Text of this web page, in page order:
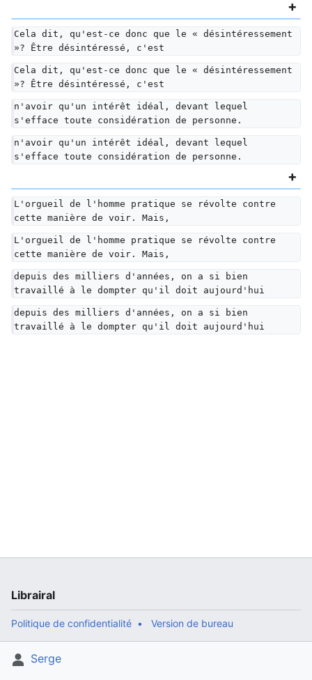
Cela dit, qu'est-ce donc que le « désintéressement
»? Être désintéressé, c'est
Cela dit, qu'est-ce donc que le « désintéressement
»? Être désintéressé, c'est
n'avoir qu'un intérêt idéal, devant lequel
s'efface toute considération de personne.
n'avoir qu'un intérêt idéal, devant lequel
s'efface toute considération de personne.
L'orgueil de l'homme pratique se révolte contre
cette manière de voir. Mais,
L'orgueil de l'homme pratique se révolte contre
cette manière de voir. Mais,
depuis des milliers d'années, on a si bien
travaillé à le dompter qu'il doit aujourd'hui
depuis des milliers d'années, on a si bien
travaillé à le dompter qu'il doit aujourd'hui
Serge
Librairal
Politique de confidentialité Version de bureau